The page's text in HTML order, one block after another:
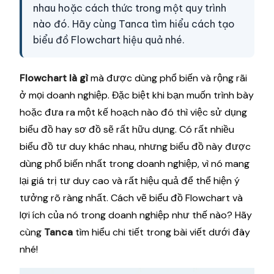
nhau hoặc cách thức trong một quy trình
nào đó. Hãy cùng Tanca tìm hiểu cách tạo
biểu đồ Flowchart hiệu quả nhé.
Flowchart là gìmà được dùng phổ biến và rộng rãi
ở mọi doanh nghiệp. Đặc biệt khi bạn muốn trình bày
hoặc đưa ra một kế hoạch nào đó thì việc sử dụng
biểu đồ hay sơ đồ sẽ rất hữu dụng. Có rất nhiều
biểu đồ tư duy khác nhau, nhưng biểu đồ này được
dùng phổ biến nhất trong doanh nghiệp, vì nó mang
lại giá trị tư duy cao và rất hiệu quả để thể hiện ý
tưởng rõ ràng nhất. Cách vẽ biểu đồ Flowchart và
lợi ích của nó trong doanh nghiệp như thế nào? Hãy
cùng Tanca tìm hiểu chi tiết trong bài viết dưới đây
nhé!